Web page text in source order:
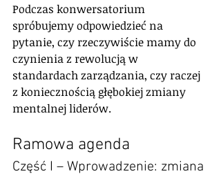
Podczas konwersatorium
spróbujemy odpowiedzieć na
pytanie, czy rzeczywiście mamy do
czynienia z rewolucją w
standardach zarządzania, czy raczej
z koniecznością głębokiej zmiany
mentalnej liderów.
Ramowa agenda
Część I – Wprowadzenie: zmiana